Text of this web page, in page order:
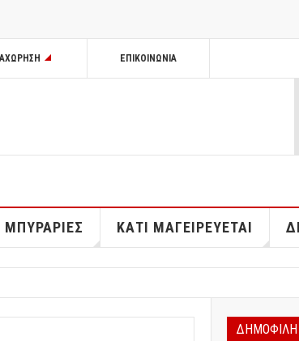
ΕΠΙΚΟΙΝΩΝΊΑ
ΜΠΥΡΑΡΙΕΣ ΚΑΤΙ ΜΑΓΕΙΡΕΥΕΤΑΙ
ΔΗΜΟΦΙΛΗ